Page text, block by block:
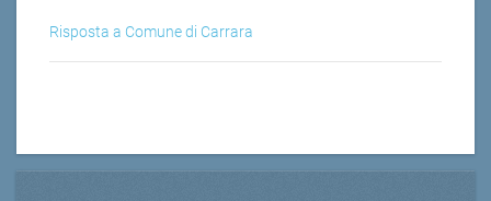
Risposta a Comune di Carrara